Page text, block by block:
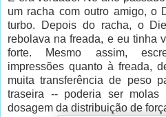
um racha com outro amigo, o
turbo. Depois do racha, o
rebolava na freada, e eu tinha
forte. Mesmo assim,
impressões quanto à freada,
muita transferência de peso
traseira -- poderia ser
dosagem da distribuição de